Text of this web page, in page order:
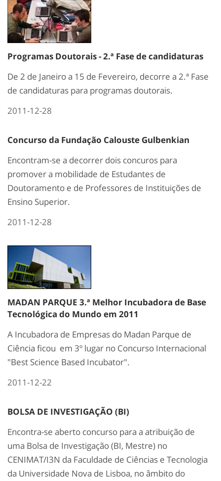
Programas Doutorais - 2.ª Fase de candidaturas
De 2 de Janeiro a 15 de Fevereiro, decorre a 2.ª Fase
de candidaturas para programas doutorais.
2011-12-28
Concurso da Fundação Calouste Gulbenkian
Encontram-se a decorrer dois concuros para
promover a mobilidade de Estudantes de
Doutoramento e de Professores de Instituições de
Ensino Superior.
2011-12-28
MADAN PARQUE 3.ª Melhor Incubadora de Base
Tecnológica do Mundo em 2011
A Incubadora de Empresas do Madan Parque de
Ciência ficou em 3º lugar no Concurso Internacional
"Best Science Based Incubator".
2011-12-22
BOLSA DE INVESTIGAÇÃO (BI)
Encontra-se aberto concurso para a atribuição de
uma Bolsa de Investigação (BI, Mestre) no
CENIMAT/I3N da Faculdade de Ciências e Tecnologia
da Universidade Nova de Lisboa, no âmbito do